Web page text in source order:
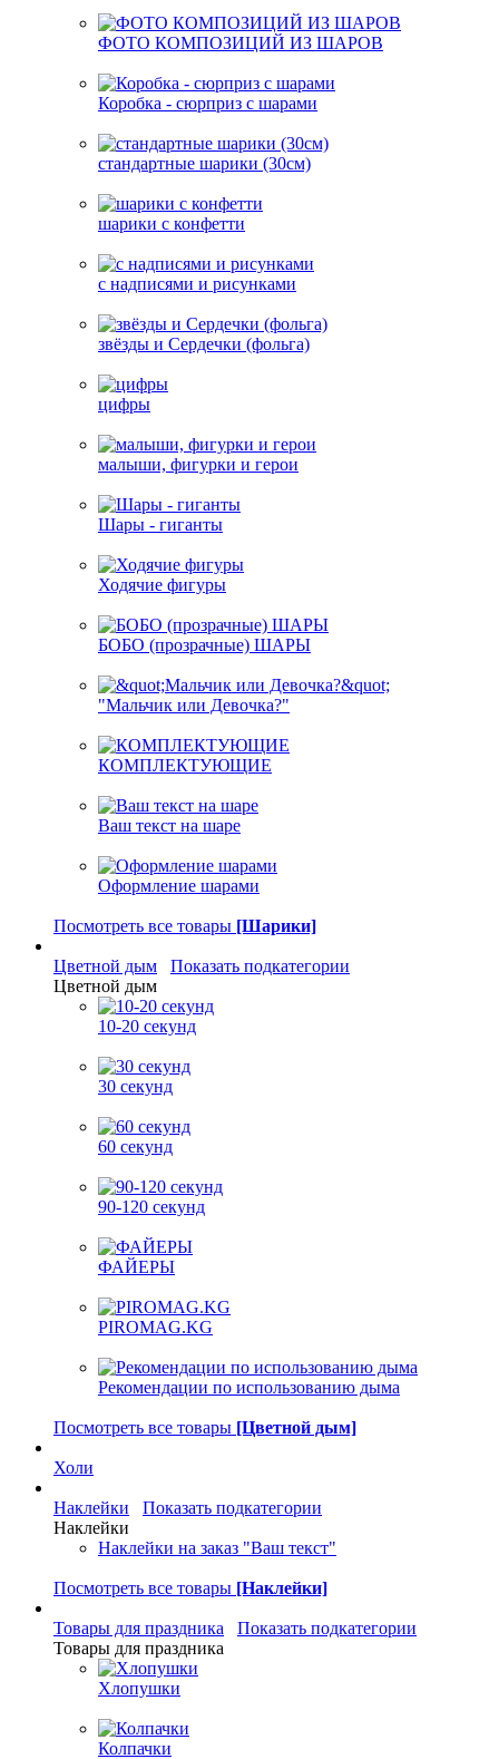
ФОТО КОМПОЗИЦИЙ ИЗ ШАРОВ
Коробка - сюрприз с шарами
стандартные шарики (30см)
шарики с конфетти
с надписями и рисунками
звёзды и Сердечки (фольга)
цифры
малыши, фигурки и герои
Шары - гиганты
Ходячие фигуры
БОБО (прозрачные) ШАРЫ
"Мальчик или Девочка?"
КОМПЛЕКТУЮЩИЕ
Ваш текст на шаре
Оформление шарами
Посмотреть все товары [Шарики]
Цветной дым
Показать подкатегории
Цветной дым
10-20 секунд
30 секунд
60 секунд
90-120 секунд
ФАЙЕРЫ
PIROMAG.KG
Рекомендации по использованию дыма
Посмотреть все товары [Цветной дым]
Холи
Наклейки
Показать подкатегории
Наклейки
Наклейки на заказ "Ваш текст"
Посмотреть все товары [Наклейки]
Товары для праздника
Показать подкатегории
Товары для праздника
Хлопушки
Колпачки